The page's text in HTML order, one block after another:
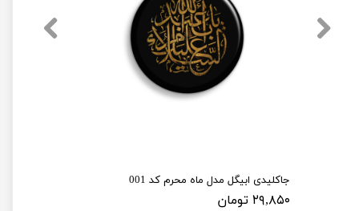
جاکلیدی ابیگل مدل ماه محرم کد 001
۲۹,۸۵۰ تومان